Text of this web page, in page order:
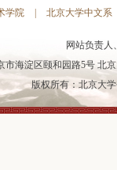
学院 北京大学中文系
网站负责
市海淀区颐和园路5号 北
版权所有：北京大